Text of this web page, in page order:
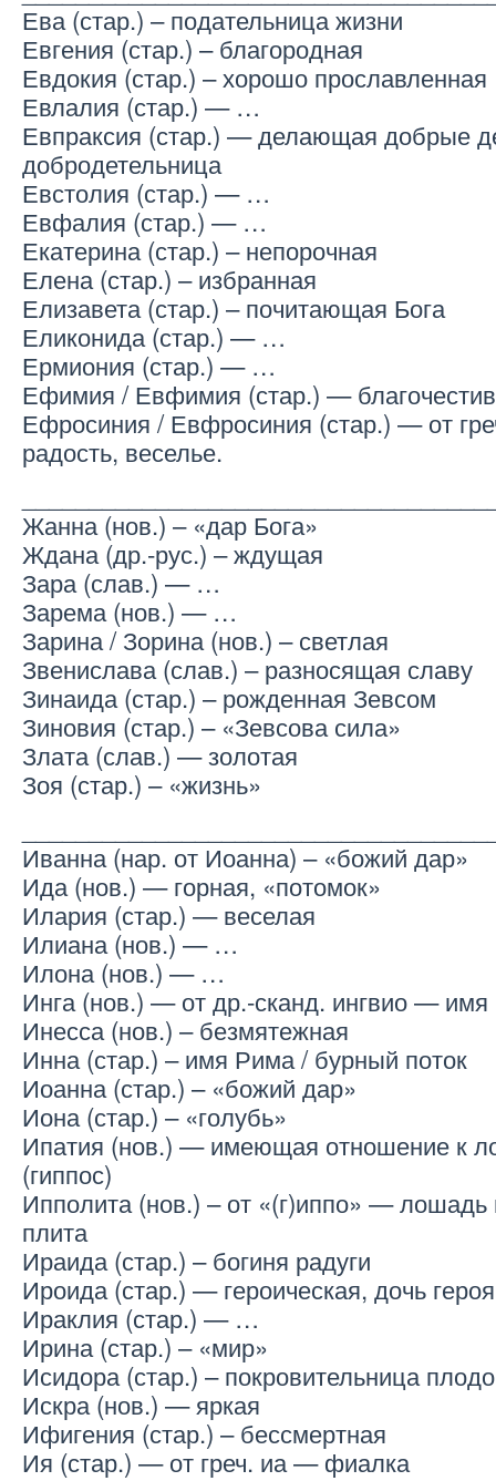
Ева (стар.) – подательница жизни
Евгения (стар.) – благородная
Евдокия (стар.) – хорошо прославленная
Евлалия (стар.) — …
Евпраксия (стар.) — делающая добрые
добродетельница
Евстолия (стар.) — …
Евфалия (стар.) — …
Екатерина (стар.) – непорочная
Елена (стар.) – избранная
Елизавета (стар.) – почитающая Бога
Еликонида (стар.) — …
Ермиония (стар.) — …
Ефимия / Евфимия (стар.) —
Ефросиния / Евфросиния (стар.) — от
радость, веселье.
Жанна (нов.) – «дар Бога»
Ждана (др.-рус.) – ждущая
Зара (слав.) — …
Зарема (нов.) — …
Зарина / Зорина (нов.) – светлая
Звенислава (слав.) – разносящая славу
Зинаида (стар.) – рожденная Зевсом
Зиновия (стар.) – «Зевсова сила»
Злата (слав.) — золотая
Зоя (стар.) – «жизнь»
Иванна (нар. от Иоанна) – «божий дар»
Ида (нов.) — горная, «потомок»
Илария (стар.) — веселая
Илиана (нов.) — …
Илона (нов.) — …
Инга (нов.) — от др.-сканд. ингвио — имя
Инесса (нов.) – безмятежная
Инна (стар.) – имя Рима / бурный поток
Иоанна (стар.) – «божий дар»
Иона (стар.) – «голубь»
Ипатия (нов.) — имеющая отношение к
(гиппос)
Ипполита (нов.) – от «(г)иппо» —
плита
Ираида (стар.) – богиня радуги
Ироида (стар.) — героическая, дочь героя
Ираклия (стар.) — …
Ирина (стар.) – «мир»
Исидора (стар.) – покровительница
Искра (нов.) — яркая
Ифигения (стар.) – бессмертная
Ия (стар.) — от греч. иа — фиалка